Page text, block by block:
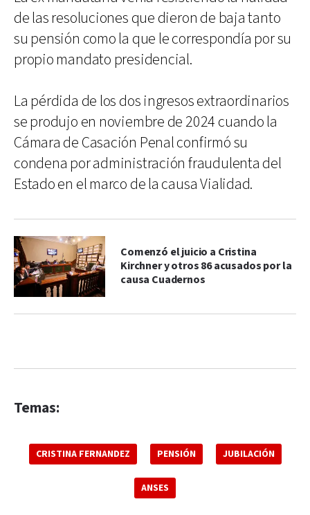
de las resoluciones que dieron de baja tanto
su pensión como la que le correspondía por su
propio mandato presidencial.
La pérdida de los dos ingresos extraordinarios
se produjo en noviembre de 2024 cuando la
Cámara de Casación Penal confirmó su
condena por administración fraudulenta del
Estado en el marco de la causa Vialidad.
Comenzó el juicio a Cristina
Kirchner y otros 86 acusados por la
causa Cuadernos
Temas:
CRISTINA FERNANDEZ PENSIÓN JUBILACIÓN
ANSES